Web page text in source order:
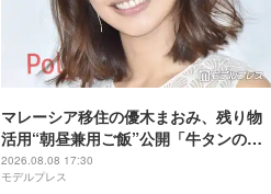
マレーシア移住の優木まおみ、残り物
活用“朝昼兼用ご飯”公開「牛タンの焼
き加減がちょうどいい」「調味料が海
外テイストでおしゃれ」の声
2026.08.08 17:30
モデルプレス